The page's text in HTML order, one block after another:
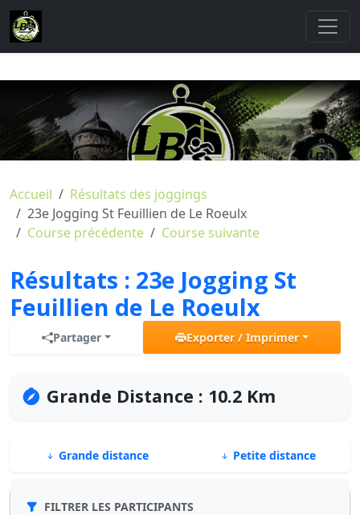
Accueil
Résultats des joggings
23e Jogging St Feuillien de Le Roeulx
Course précédente
Course suivante
Résultats : 23e Jogging St
Feuillien de Le Roeulx
Partager Exporter / Imprimer
Grande Distance : 10.2 Km
Grande distance Petite distance
FILTRER LES PARTICIPANTS